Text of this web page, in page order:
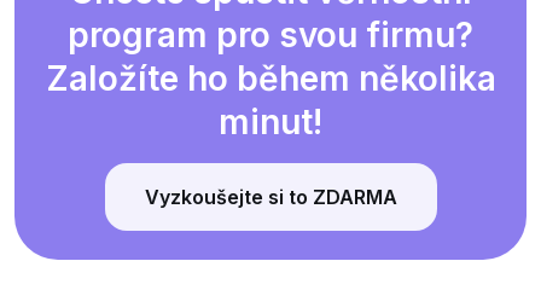
program pro svou firmu?
Založíte ho během několika
minut!
Vyzkoušejte si to ZDARMA